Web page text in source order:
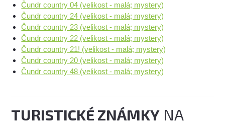
Čundr country 04 (velikost - malá; mystery)
Čundr country 24 (velikost - malá; mystery)
Čundr country 23 (velikost - malá; mystery)
Čundr country 22 (velikost - malá; mystery)
Čundr country 21! (velikost - malá; mystery)
Čundr country 20 (velikost - malá; mystery)
Čundr country 48 (velikost - malá; mystery)
TURISTICKÉ ZNÁMKY NA